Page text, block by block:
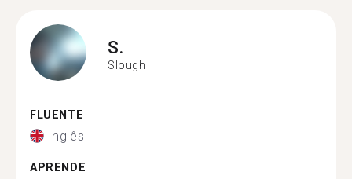
S.
Slough
FLUENTE
Inglês
APRENDE